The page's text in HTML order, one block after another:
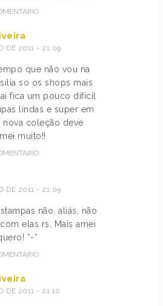
DE 2011 - 21:09
que não vou na
so os shops mais
fica um pouco dificil
lindas e super em
nova coleção deve
muito!!
DE 2011 - 21:09
não, aliás, não
elas rs. Mais amei
*-*
DE 2011 - 21:10